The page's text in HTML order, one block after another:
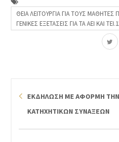
ΘΕΙΑ ΛΕΙΤΟΥΡΓΙΑ ΓΙΑ ΤΟΥΣ ΜΑΘΗΤΕΣ
ΓΕΝΙΚΕΣ ΕΞΕΤΑΣΕΙΣ ΓΙΑ ΤΑ ΑΕΙ ΚΑΙ
ΕΚΔΗΛΩΣΗ ΜΕ ΑΦΟΡΜΗ
ΚΑΤΗΧΗΤΙΚΩΝ ΣΥΝΑΞΕΩΝ